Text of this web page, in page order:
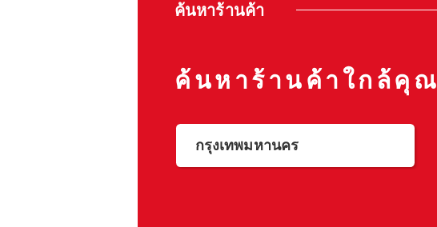
ค้นหาร้านค้า
ค้นหาร้านค้าใกล้คุณ
กรุงเทพมหานคร